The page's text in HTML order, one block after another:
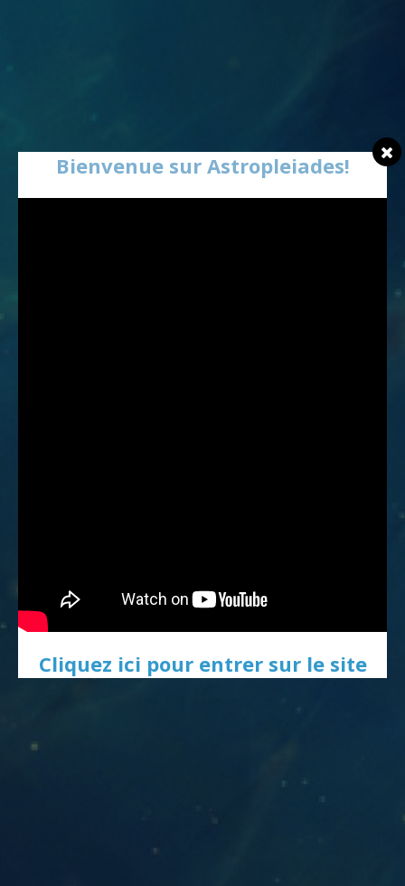
Bienvenue sur Astropleiades!
Cliquez ici pour entrer sur le site